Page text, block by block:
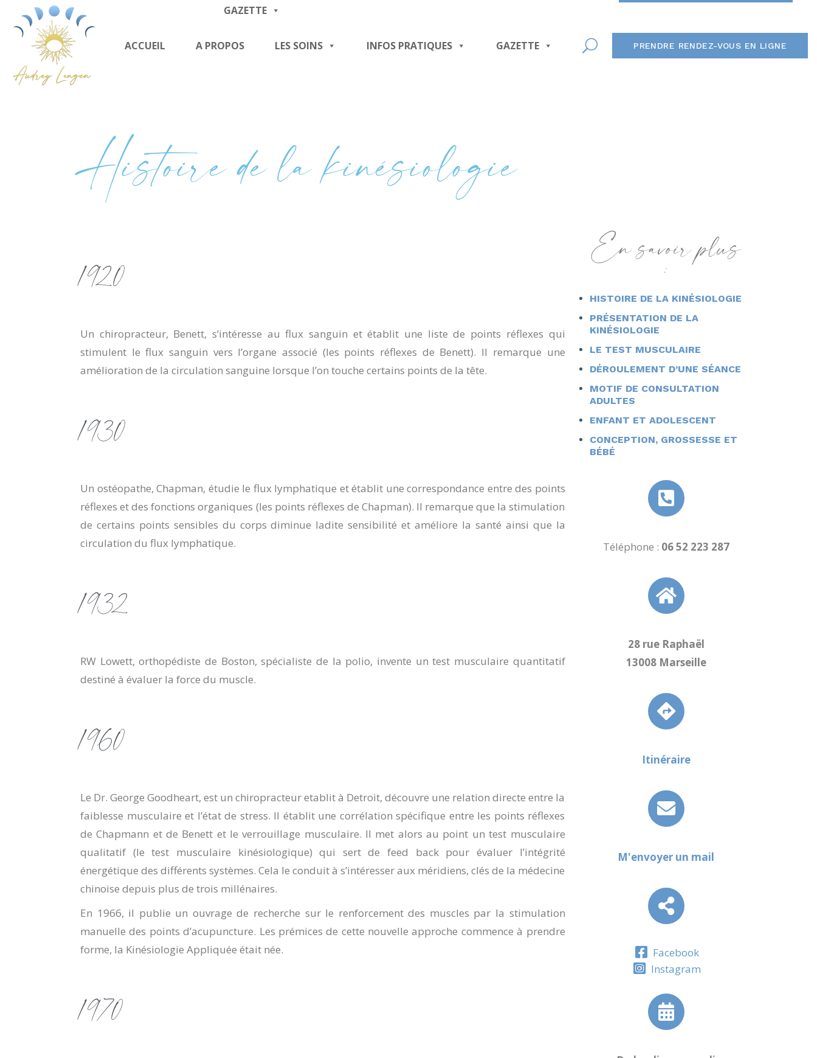
ACCUEIL A PROPOS LES SOINS INFOS PRATIQUES GAZETTE PRENDRE RENDEZ-VOUS EN LIGNE
GAZETTE
Histoire de la kinésiologie
1920
Un chiropracteur, Benett, s’intéresse au flux sanguin et établit une liste de points réflexes qui
stimulent le flux sanguin vers l’organe associé (les points réflexes de Benett). Il remarque une
amélioration de la circulation sanguine lorsque l’on touche certains points de la tête.
1930
Un ostéopathe, Chapman, étudie le flux lymphatique et établit une correspondance entre des points
réflexes et des fonctions organiques (les points réflexes de Chapman). Il remarque que la stimulation
de certains points sensibles du corps diminue ladite sensibilité et améliore la santé ainsi que la
circulation du flux lymphatique.
1932
RW Lowett, orthopédiste de Boston, spécialiste de la polio, invente un test musculaire quantitatif
destiné à évaluer la force du muscle.
1960
Le Dr. George Goodheart, est un chiropracteur etablit à Detroit, découvre une relation directe entre la
faiblesse musculaire et l’état de stress. Il établit une corrélation spécifique entre les points réflexes
de Chapmann et de Benett et le verrouillage musculaire. Il met alors au point un test musculaire
qualitatif (le test musculaire kinésiologique) qui sert de feed back pour évaluer l’intégrité
énergétique des différents systèmes. Cela le conduit à s’intéresser aux méridiens, clés de la médecine
chinoise depuis plus de trois millénaires.
En 1966, il publie un ouvrage de recherche sur le renforcement des muscles par la stimulation
manuelle des points d’acupuncture. Les prémices de cette nouvelle approche commence à prendre
forme, la Kinésiologie Appliquée était née.
1970
En savoir plus
:
HISTOIRE DE LA KINÉSIOLOGIE
PRÉSENTATION DE LA
KINÉSIOLOGIE
LE TEST MUSCULAIRE
DÉROULEMENT D’UNE SÉANCE
MOTIF DE CONSULTATION
ADULTES
ENFANT ET ADOLESCENT
CONCEPTION, GROSSESSE ET
BÉBÉ
Téléphone : 06 52 223 287
28 rue Raphaël
13008 Marseille
Itinéraire
M'envoyer un mail
Facebook
Instagram